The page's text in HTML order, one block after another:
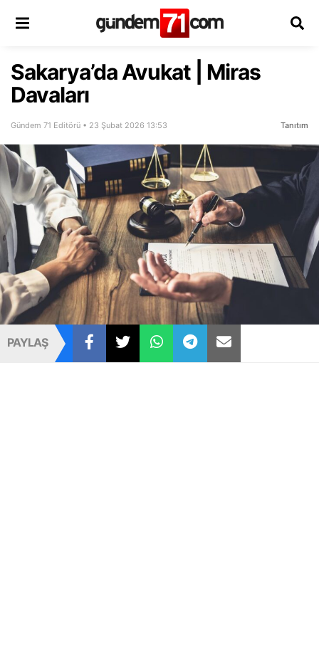
Sakarya’da Avukat | Miras
Davaları
Gündem 71 Editörü • 23 Şubat 2026 13:53 Tanıtım
PAYLAŞ